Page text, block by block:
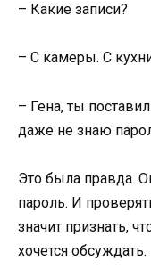
– Какие записи?
– С камеры. С
– Гена, ты
даже не знаю
Это была правда.
пароль. И
значит признать,
хочется обсуждать.